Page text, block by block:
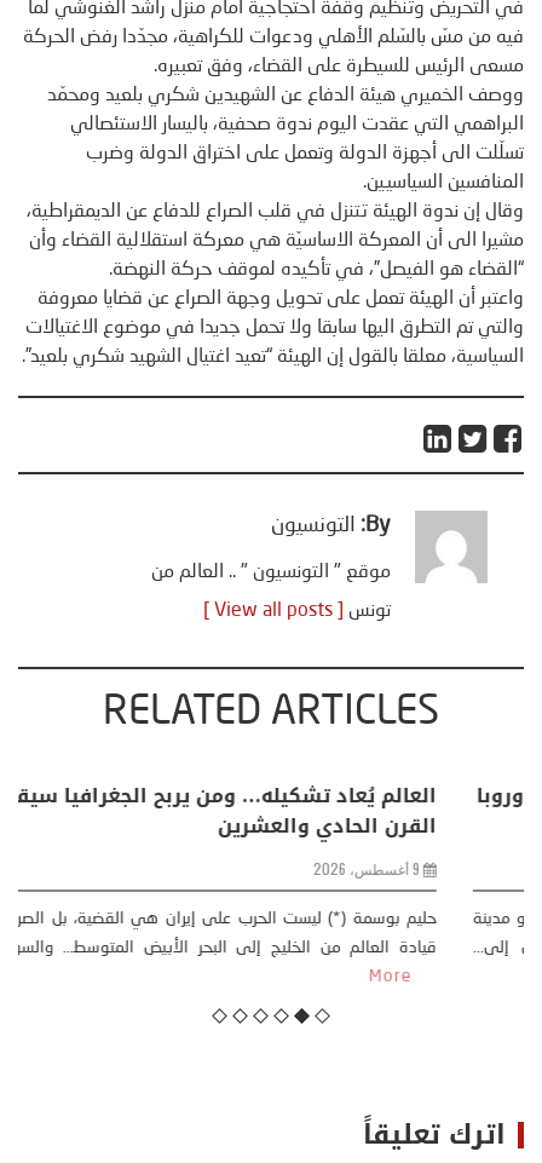
في التحريض وتنظيم وقفة احتجاجية امام منزل راشد الغنوشي لما
فيه من مسّ بالسّلم الأهلي ودعوات للكراهية، مجدّدا رفض الحركة
مسعى الرئيس للسيطرة على القضاء، وفق تعبيره.
ووصف الخميري هيئة الدفاع عن الشهيدين شكري بلعيد ومحمّد
البراهمي التي عقدت اليوم ندوة صحفية، باليسار الاستئصالي
تسلّلت الى أجهزة الدولة وتعمل على اختراق الدولة وضرب
المنافسين السياسيين.
وقال إن ندوة الهيئة تتنزل في قلب الصراع للدفاع عن الديمقراطية،
مشيرا الى أن المعركة الاساسيّة هي معركة استقلالية القضاء وأن
“القضاء هو الفيصل”، في تأكيده لموقف حركة النهضة.
واعتبر أن الهيئة تعمل على تحويل وجهة الصراع عن قضايا معروفة
والتي تم التطرق اليها سابقا ولا تحمل جديدا في موضوع الاغتيالات
السياسية، معلقا بالقول إن الهيئة “تعيد اغتيال الشهيد شكري بلعيد”.
By: التونسيون
موقع " التونسيون " .. العالم من
تونس
RELATED ARTICLES
خليفة بن سالم يكتب: “من سبتة إلى كييف .. أوروبا
في مواجهة حصار متعدد الجبهات”
خليفة بن سالم أثارت موجة النزوح الجماعي لآلاف المغاربة نحو مدينة
سبتة، الواقعة تحت الاحتلال الإسباني، على أمل الوصول إلى...
اترك تعليقاً